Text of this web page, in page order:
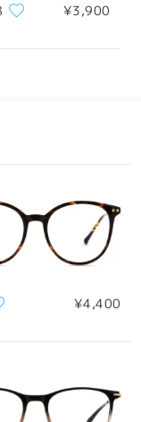
¥3,900
¥4,400